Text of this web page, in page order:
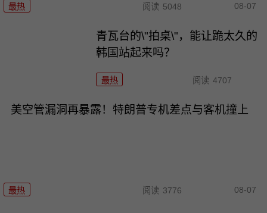
最热 阅读 5048 08-07
青瓦台的\"拍桌\"，能让跪太久的
韩国站起来吗？
最热 阅读 4707
美空管漏洞再暴露！特朗普专机差点与客机撞上
最热 阅读 3776 08-07